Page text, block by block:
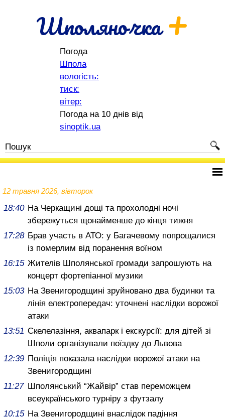
Шполяночка+
Погода
Шпола
вологість:
тиск:
вітер:
Погода на 10 днів від
sinoptik.ua
12 травня 2026, вівторок
18:40 На Черкащині дощі та прохолодні ночі
збережуться щонайменше до кінця тижня
17:28 Брав участь в АТО: у Багачевому попрощалися
із померлим від поранення воїном
16:15 Жителів Шполянської громади запрошують на
концерт фортепіанної музики
15:03 На Звенигородщині зруйновано два будинки та
лінія електропередач: уточнені наслідки ворожої
атаки
13:51 Скелелазіння, аквапарк і екскурсії: для дітей зі
Шполи організували поїздку до Львова
12:39 Поліція показала наслідки ворожої атаки на
Звенигородщині
11:27 Шполянський “Жайвір” став переможцем
всеукраїнського турніру з футзалу
10:15 На Звенигородщині внаслідок падіння